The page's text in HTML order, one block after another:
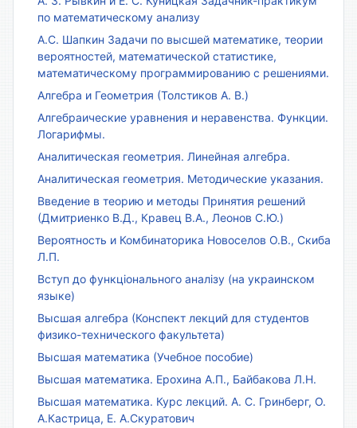
по математическому анализу
А.С. Шапкин Задачи по высшей математике, теории
вероятностей, математической статистике,
математическому программированию с решениями.
Алгебра и Геометрия (Толстиков А. В.)
Алгебраические уравнения и неравенства. Функции.
Логарифмы.
Аналитическая геометрия. Линейная алгебра.
Аналитическая геометрия. Методические указания.
Введение в теорию и методы Принятия решений
(Дмитриенко В.Д., Кравец В.А., Леонов С.Ю.)
Вероятность и Комбинаторика Новоселов О.В., Скиба
Л.П.
Вступ до функціонального аналізу (на украинском
языке)
Высшая алгебра (Конспект лекций для студентов
физико-технического факультета)
Высшая математика (Учебное пособие)
Высшая математика. Ерохина А.П., Байбакова Л.Н.
Высшая математика. Курс лекций. А. С. Гринберг, О.
А.Кастрица, Е. А.Скуратович